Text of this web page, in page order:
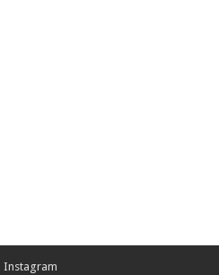
Instagram